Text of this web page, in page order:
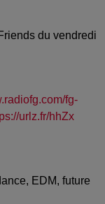
du vendredi
fg-
urlz.fr/hhZx
EDM, future